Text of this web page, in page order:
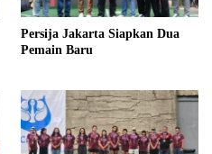
Persija Jakarta Siapkan Dua
Pemain Baru